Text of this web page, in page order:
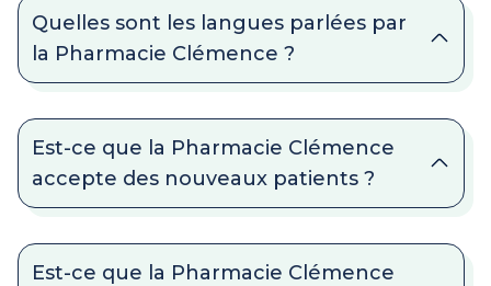
Quelles sont les langues parlées par
la Pharmacie Clémence ?
Est-ce que la Pharmacie Clémence
accepte des nouveaux patients ?
Est-ce que la Pharmacie Clémence